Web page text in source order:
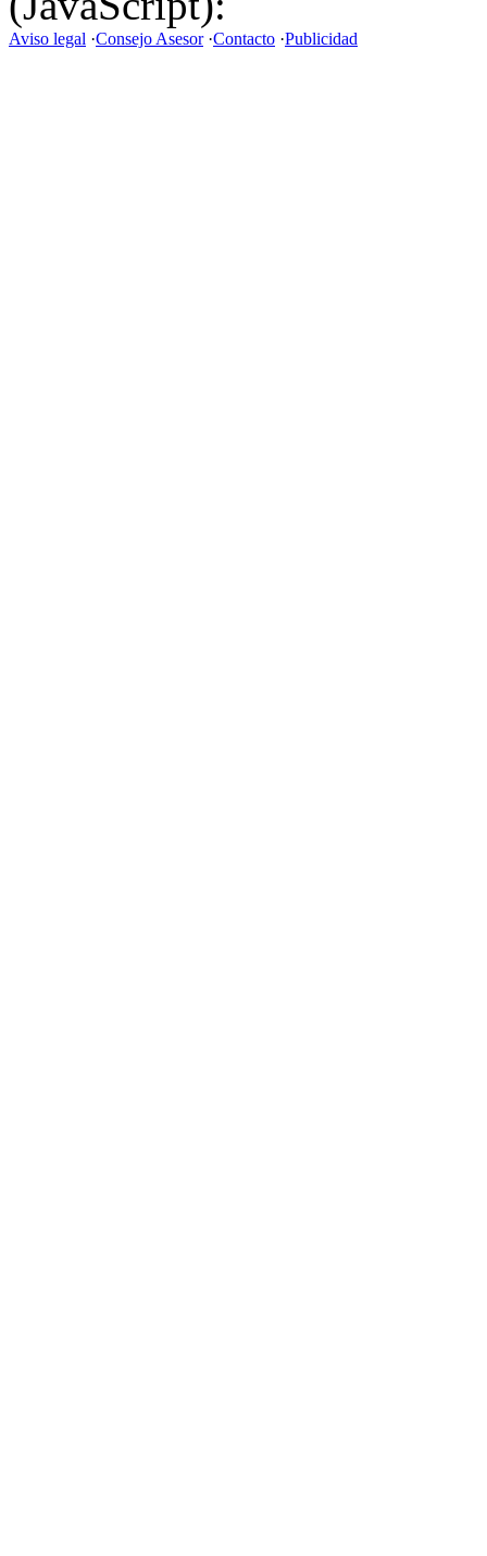
Aviso legal ·Consejo Asesor·Contacto ·Publicidad